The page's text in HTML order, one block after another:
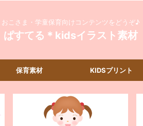
おこさま・学童保育向けコンテンツをどうぞ♪
ぱすてる＊kidsイラスト素材
保育素材 KIDSプリント